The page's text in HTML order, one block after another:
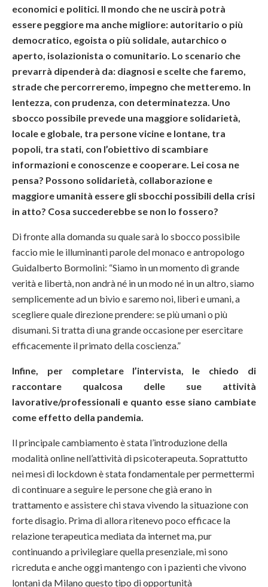
economici e politici. Il mondo che ne uscirà potrà
essere peggiore ma anche migliore: autoritario o più
democratico, egoista o più solidale, autarchico o
aperto, isolazionista o comunitario. Lo scenario che
prevarrà dipenderà da: diagnosi e scelte che faremo,
strade che percorreremo, impegno che metteremo. In
lentezza, con prudenza, con determinatezza. Uno
sbocco possibile prevede una maggiore solidarietà,
locale e globale, tra persone vicine e lontane, tra
popoli, tra stati, con l’obiettivo di scambiare
informazioni e conoscenze e cooperare. Lei cosa ne
pensa? Possono solidarietà, collaborazione e
maggiore umanità essere gli sbocchi possibili della crisi
in atto? Cosa succederebbe se non lo fossero?
Di fronte alla domanda su quale sarà lo sbocco possibile
faccio mie le illuminanti parole del monaco e antropologo
Guidalberto Bormolini: “Siamo in un momento di grande
verità e libertà, non andrà né in un modo né in un altro, siamo
semplicemente ad un bivio e saremo noi, liberi e umani, a
scegliere quale direzione prendere: se più umani o più
disumani. Si tratta di una grande occasione per esercitare
efficacemente il primato della coscienza.”
Infine, per completare l’intervista, le chiedo di
raccontare qualcosa delle sue attività
lavorative/professionali e quanto esse siano cambiate
come effetto della pandemia.
Il principale cambiamento è stata l’introduzione della
modalità online nell’attività di psicoterapeuta. Soprattutto
nei mesi di lockdown è stata fondamentale per permettermi
di continuare a seguire le persone che già erano in
trattamento e assistere chi stava vivendo la situazione con
forte disagio. Prima di allora ritenevo poco efficace la
relazione terapeutica mediata da internet ma, pur
continuando a privilegiare quella presenziale, mi sono
ricreduta e anche oggi mantengo con i pazienti che vivono
lontani da Milano questo tipo di opportunità